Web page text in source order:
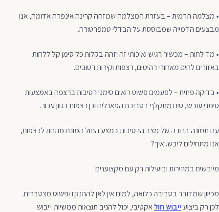
• מצלמה תרמית – בעזרת המצלמה שמזהה קרינה אינפרה אדומה, אנו
מבצעים הדמייה שמבוססת על הבדלי טמפרטורה.
• מד לחות – מכשיר רגיש ואיכותי זה יזהה בקלות כל סימן קל ללחות
באזורים לחים מאחורי רהיטים, רצפות וקירות רטובים.
• בדיקה פיזית – לפעמים פשוט רואים סימני רטיבות ברצפה באמצעות
סימני עובש, טיח מתקלף בסביבת הפאנלים וכן רצפות בגוון עכור.
עם תמונה ברורה של מצב הרטיבות במצע החול המונח מתחת לרצפות,
אנו מתחילים ליבש. איך?
מייבשים במהירות וביעילות רק עם מקצוענים
מכיוון שמדובר בסביבה כלואה, למים אין לאן להתנקז ופשוט מצטברים.
לכן רק ביצוע ייבוש חולאקטיבי, יכול להניב תוצאות ממשיות. ייבוש